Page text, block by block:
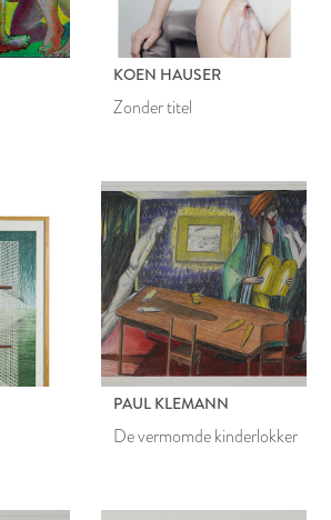
KOEN HAUSER
Zonder titel
PAUL KLEMANN
De vermomde kinderlokker